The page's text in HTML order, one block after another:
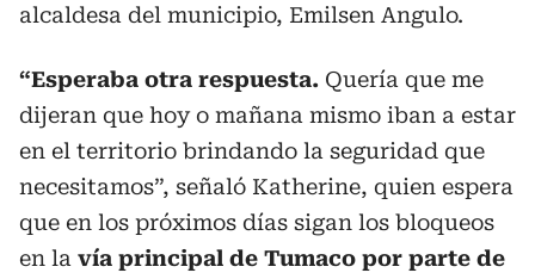
alcaldesa del municipio, Emilsen Angulo.
“Esperaba otra respuesta. Quería que me
dijeran que hoy o mañana mismo iban a estar
en el territorio brindando la seguridad que
necesitamos”, señaló Katherine, quien espera
que en los próximos días sigan los bloqueos
en la vía principal de Tumaco por parte de